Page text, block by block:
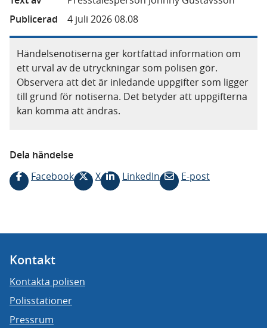
Publicerad
4 juli 2026 08.08
Händelsenotiserna ger kortfattad information om
ett urval av de utryckningar som polisen gör.
Observera att det är inledande uppgifter som ligger
till grund för notiserna. Det betyder att uppgifterna
kan komma att ändras.
Dela händelse
Facebook
X LinkedIn E-post
Kontakt
Kontakta polisen
Polisstationer
Pressrum